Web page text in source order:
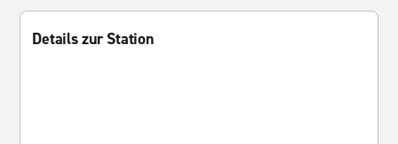
Details zur Station